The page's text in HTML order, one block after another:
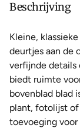
Beschrijving
Kleine,
deurtjes aan de
verfijnde details
biedt ruimte
bovenblad blad
plant, fotolijst
toevoeging voor